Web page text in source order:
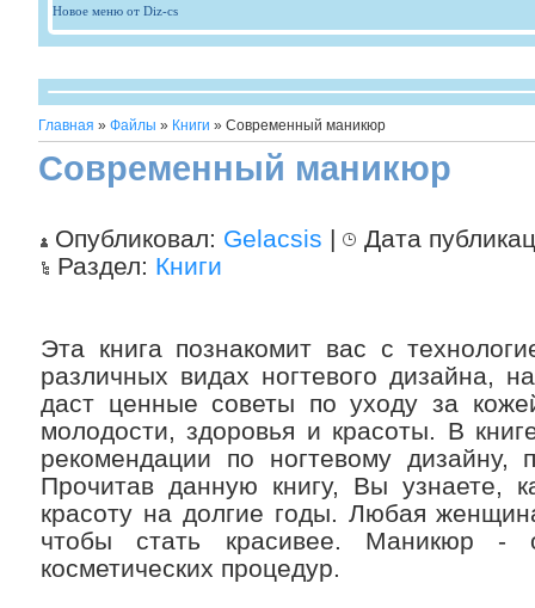
Новое меню от Diz-cs
Главная » Файлы » Книги » Современный маникюр
Современный маникюр
Опубликовал: Gelacsis |
Дата
Раздел: Книги
Эта книга познакомит вас с
различных видах ногтевого дизайна,
даст ценные советы по уходу за
молодости, здоровья и красоты. В
рекомендации по ногтевому дизайну,
Прочитав данную книгу, Вы узнаете,
красоту на долгие годы. Любая
чтобы стать красивее. Маникюр -
косметических процедур.